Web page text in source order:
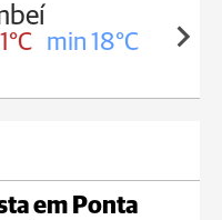
min 18°C
em Ponta